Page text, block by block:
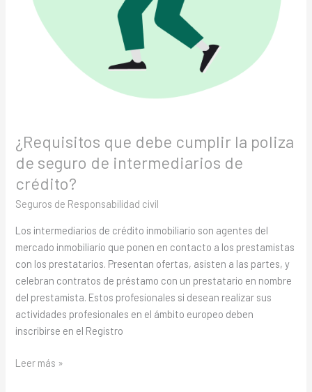
¿Requisitos que debe cumplir la poliza
de seguro de intermediarios de
crédito?
Seguros de Responsabilidad civil
Los intermediarios de crédito inmobiliario son agentes del
mercado inmobiliario que ponen en contacto a los prestamistas
con los prestatarios. Presentan ofertas, asisten a las partes, y
celebran contratos de préstamo con un prestatario en nombre
del prestamista. Estos profesionales si desean realizar sus
actividades profesionales en el ámbito europeo deben
inscribirse en el Registro
crédito?
Leer más »